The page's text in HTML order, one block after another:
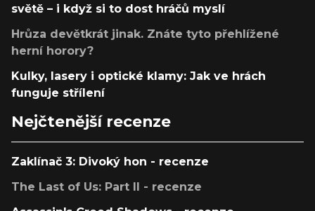
světě – i když si to dost hráčů myslí
Hrůza devětkrát jinak. Znáte tyto přehlížené
herní horory?
Kulky, lasery i optické klamy: Jak ve hrách
funguje střílení
Nejčtenější recenze
Zaklínač 3: Divoký hon - recenze
The Last of Us: Part II - recenze